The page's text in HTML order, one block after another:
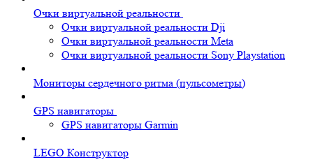
Очки виртуальной реальности
Очки виртуальной реальности Dji
Очки виртуальной реальности Meta
Очки виртуальной реальности Sony Playstation
Мониторы сердечного ритма (пульсометры)
GPS навигаторы
GPS навигаторы Garmin
LEGO Конструктор